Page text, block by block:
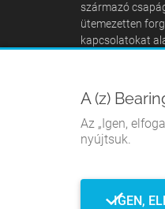
származó
ütemezetten
kapcsolatokat
A (z)
Az „Igen,
nyújtsuk.
IGEN,